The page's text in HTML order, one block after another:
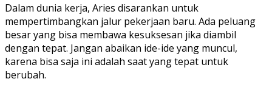
Dalam dunia kerja, Aries disarankan untuk
mempertimbangkan jalur pekerjaan baru. Ada peluang
besar yang bisa membawa kesuksesan jika diambil
dengan tepat. Jangan abaikan ide-ide yang muncul,
karena bisa saja ini adalah saat yang tepat untuk
berubah.